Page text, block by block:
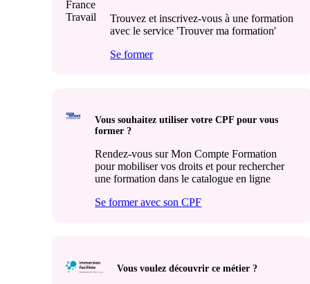
Trouvez et inscrivez-vous à une formation
avec le service 'Trouver ma formation'
Se former
Vous souhaitez utiliser votre CPF pour vous
former ?
Rendez-vous sur Mon Compte Formation
pour mobiliser vos droits et pour rechercher
une formation dans le catalogue en ligne
Se former avec son CPF
Vous voulez découvrir ce métier ?